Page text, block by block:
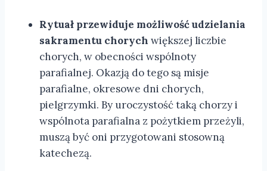
Rytuał przewiduje możliwość udzielania
sakramentu chorych większej liczbie
chorych, w obecności wspólnoty
parafialnej. Okazją do tego są misje
parafialne, okresowe dni chorych,
pielgrzymki. By uroczystość taką chorzy i
wspólnota parafialna z pożytkiem przeżyli,
muszą być oni przygotowani stosowną
katechezą.